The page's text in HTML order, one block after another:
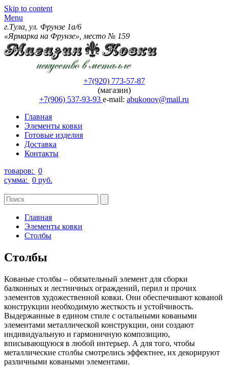
Skip to content
Menu
г.Тула, ул. Фрунзе 1а/6
«Ярмарка на Фрунзе», место № 159
+7(920) 773-57-87
(магазин)
+7(906) 537-93-93 e-mail: abukonov@mail.ru
Главная
Элементы ковки
Готовые изделия
Доставка
Контакты
товаров: 0
сумма: 0 руб.
Главная
Элементы ковки
Столбы
Столбы
Кованые столбы – обязательный элемент для сборки
балконных и лестничных ограждений, перил и прочих
элементов художественной ковки. Они обеспечивают кованой
конструкции необходимую жесткость и устойчивость.
Выдержанные в едином стиле с остальными коваными
элементами металлической конструкции, они создают
индивидуальную и гармоничную композицию,
вписывающуюся в любой интерьер. А для того, чтобы
металлические столбы смотрелись эффектнее, их декорируют
различными коваными элементами.